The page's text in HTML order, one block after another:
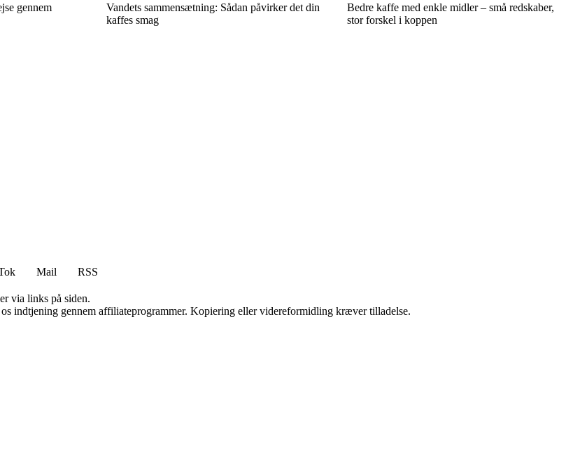
gennem
Vandets sammensætning: Sådan påvirker det din
kaffes smag
Bedre kaffe med enkle midler – små redskaber,
stor forskel i koppen
Mail
RSS
via links på siden.
indtjening gennem affiliateprogrammer. Kopiering eller videreformidling kræver tilladelse.